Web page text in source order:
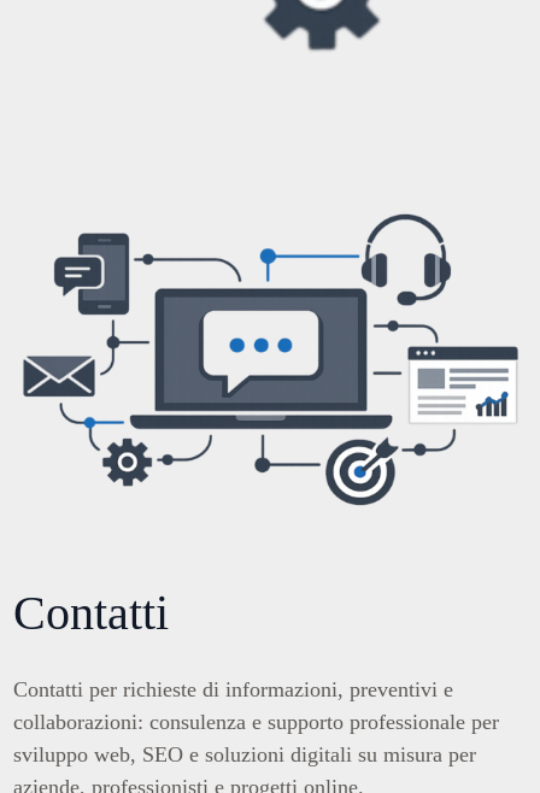
Contatti
Contatti per richieste di informazioni, preventivi e
collaborazioni: consulenza e supporto professionale per
sviluppo web, SEO e soluzioni digitali su misura per
aziende, professionisti e progetti online.